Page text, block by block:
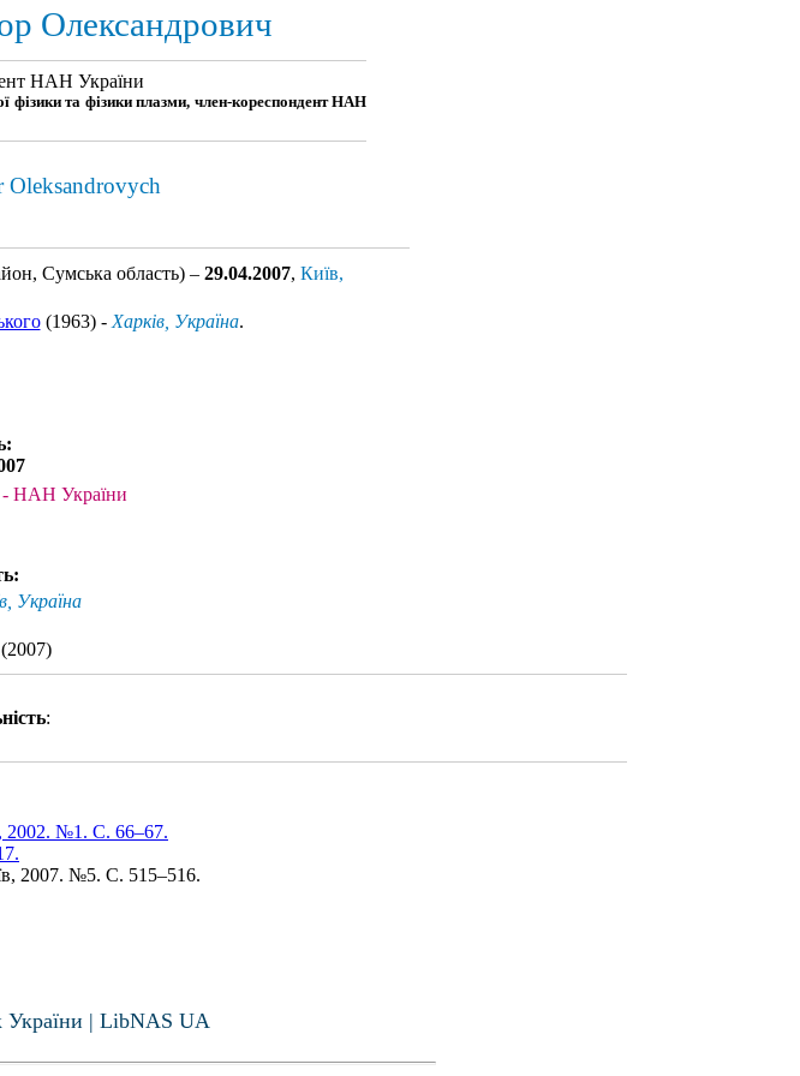
Олександрович
НАН України
фізики та фізики плазми, член-кореспондент НАН
Oleksandrovych
Сумська область) – 29.04.2007, Київ,
(1963) -Харків, Україна.
НАН України
Україна
:
2002. №1. С. 66–67.
2007. №5. С. 515–516.
України | LibNAS UA